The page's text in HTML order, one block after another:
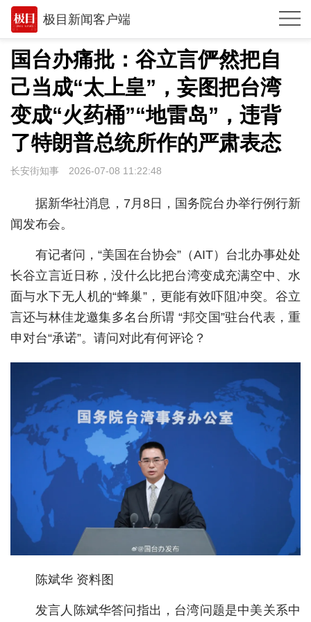
极目新闻客户端
推荐
体育
观点
时政
湖北
武汉
世相
环球
专题
极客圈
经济
城建
科教
健康
悠游
汽车
房产
国台办痛批：谷立言俨然把自
己当成“太上皇”，妄图把台湾
变成“火药桶”“地雷岛”，违背
了特朗普总统所作的严肃表态
长安街知事 2026-07-08 11:22:48
据新华社消息，7月8日，国务院台办举行例行新
闻发布会。
有记者问，“美国在台协会”（AIT）台北办事处处
长谷立言近日称，没什么比把台湾变成充满空中、水
面与水下无人机的“蜂巢”，更能有效吓阻冲突。谷立
言还与林佳龙邀集多名台所谓 “邦交国”驻台代表，重
申对台“承诺”。请问对此有何评论？
陈斌华 资料图
发言人陈斌华答问指出，台湾问题是中美关系中